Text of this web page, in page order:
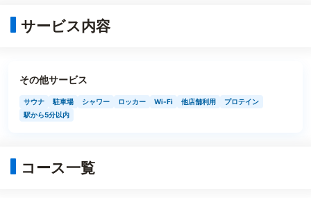
サービス内容
その他サービス
サウナ 駐車場 シャワー ロッカー Wi-Fi 他店舗利用
プロテイン
駅から5分以内
コース一覧